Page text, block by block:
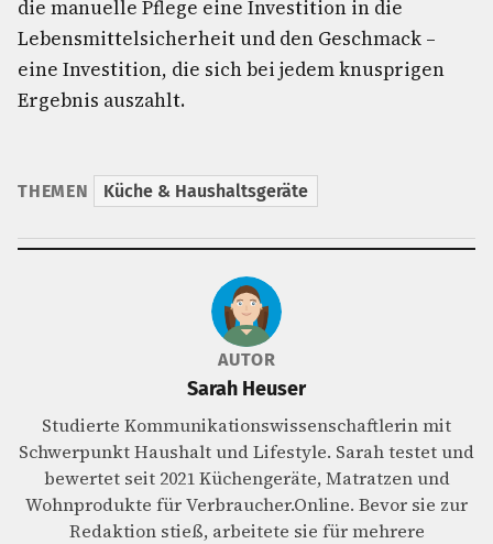
die manuelle Pflege eine Investition in die
Lebensmittelsicherheit und den Geschmack –
eine Investition, die sich bei jedem knusprigen
Ergebnis auszahlt.
THEMEN Küche & Haushaltsgeräte
AUTOR
Sarah Heuser
Studierte Kommunikationswissenschaftlerin mit
Schwerpunkt Haushalt und Lifestyle. Sarah testet und
bewertet seit 2021 Küchengeräte, Matratzen und
Wohnprodukte für Verbraucher.Online. Bevor sie zur
Redaktion stieß, arbeitete sie für mehrere